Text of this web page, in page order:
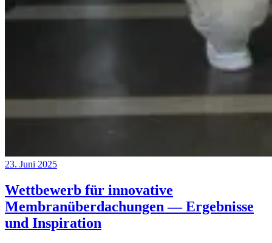
23. Juni 2025
Wettbewerb für innovative
Membranüberdachungen — Ergebnisse
und Inspiration